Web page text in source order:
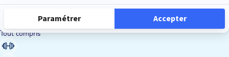
Tout compris